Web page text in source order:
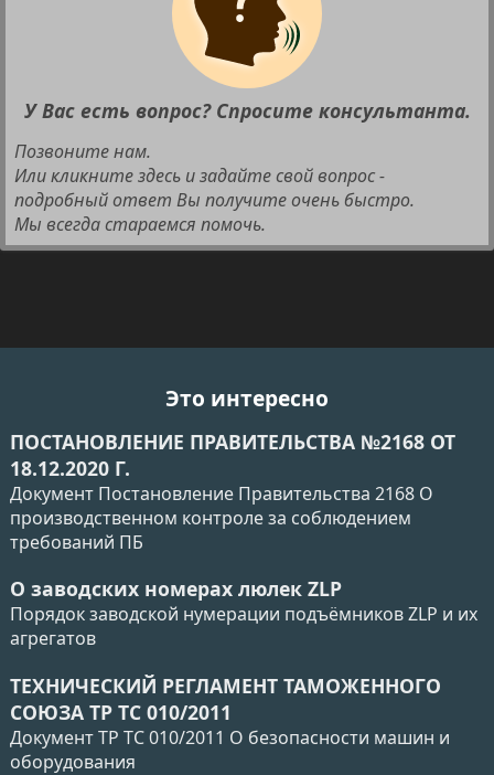
У Вас есть вопрос? Спросите консультанта.
Позвоните нам.
Или кликните здесь и задайте свой вопрос -
подробный ответ Вы получите очень быстро.
Мы всегда стараемся помочь.
Это интересно
ПОСТАНОВЛЕНИЕ ПРАВИТЕЛЬСТВА №2168 ОТ
18.12.2020 Г.
Документ Постановление Правительства 2168 О
производственном контроле за соблюдением
требований ПБ
О заводских номерах люлек ZLP
Порядок заводской нумерации подъёмников ZLP и их
агрегатов
ТЕХНИЧЕСКИЙ РЕГЛАМЕНТ ТАМОЖЕННОГО
СОЮЗА ТР ТС 010/2011
Документ ТР ТС 010/2011 О безопасности машин и
оборудования